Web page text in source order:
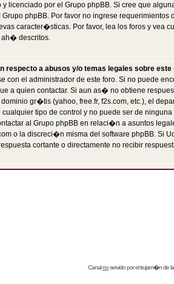
y licenciado por el Grupo phpBB. Si cree que
phpBB. Por favor no ingrese
caracter�sticas. Por favor, lea los foros y vea
ah� descritos.
a abusos y/o temas legales sobre este
con el administrador de este foro. Si no puede
a quien contactar. Si aun as� no obtiene
gr�tis (yahoo, free.fr, f2s.com, etc.), el
tipo de control y no puede ser de
al Grupo phpBB en relaci�n a asuntos
o la discreci�n misma del software phpBB. Si
cortante o directamente no recibir
Canalrssservido por eltrujam�nde